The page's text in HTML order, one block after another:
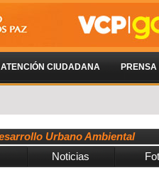
ATENCIÓN CIUDADANA PRENSA
Urbano Ambiental
Noticias